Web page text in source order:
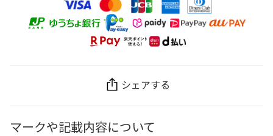
シェアする
マークや記載内容について